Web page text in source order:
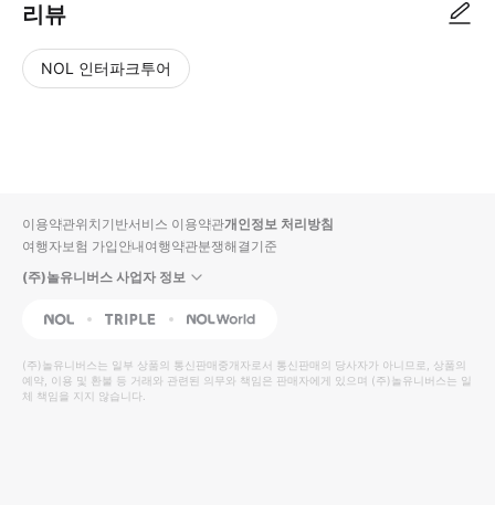
리뷰
NOL 인터파크투어
입니
다.
높
은
순
동
영
상
순
상
이용약관위치기반서비스 이용약관개인정보 처리방침
여행자보험 가입안내여행약관분쟁해결기준
(주)놀유니버스 사업자 정보
NOL Triple Interpark Global
(주)놀유니버스는 일부 상품의 통신판매중개자로서 통신판매의 당사자가 아니므로, 상품의
예약, 이용 및 환불 등 거래와 관련된 의무와 책임은 판매자에게 있으며 (주)놀유니버스는 일
체 책임을 지지 않습니다.